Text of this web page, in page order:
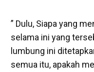
” Dulu, Siapa yang
selama ini yang
lumbung ini
semua itu, apakah